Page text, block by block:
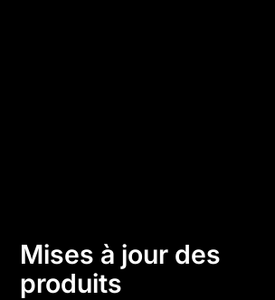
Mises à jour des
produits